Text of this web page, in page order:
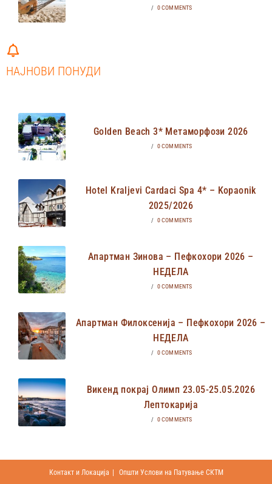
/ 0 COMMENTS
НАЈНОВИ ПОНУДИ
Golden Beach 3* Метаморфози 2026
/ 0 COMMENTS
Hotel Kraljevi Cardaci Spa 4* – Kopaonik
2025/2026
/ 0 COMMENTS
Апартман Зинова – Пефкохори 2026 –
НЕДЕЛА
/ 0 COMMENTS
Апартман Филоксенија – Пефкохори 2026 –
НЕДЕЛА
/ 0 COMMENTS
Викенд покрај Олимп 23.05-25.05.2026
Лептокарија
/ 0 COMMENTS
Контакт и Локација Општи Услови на Патување СКТМ